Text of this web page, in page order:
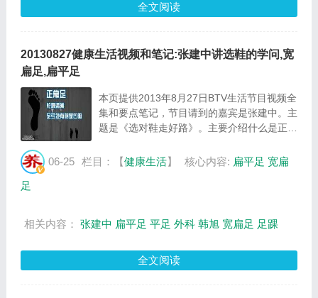
全文阅读
20130827健康生活视频和笔记:张建中讲选鞋的学问,宽
扁足,扁平足
本页提供2013年8月27日BTV生活节目视频全
集和要点笔记，节目请到的嘉宾是张建中。主
题是《选对鞋走好路》。主要介绍什么是正常
容，百年养生网健康生活栏目提供视频全集的
06-25 栏目：【健康生活】 核心内容: 扁平足 宽扁
足
相关内容： 张建中 扁平足 平足 外科 韩旭 宽扁足 足踝
全文阅读